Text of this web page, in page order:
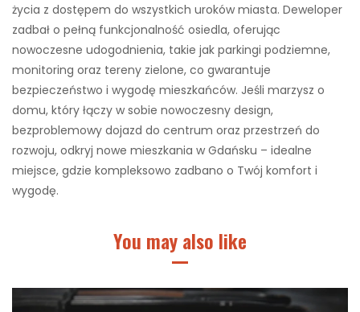
życia z dostępem do wszystkich uroków miasta. Deweloper
zadbał o pełną funkcjonalność osiedla, oferując
nowoczesne udogodnienia, takie jak parkingi podziemne,
monitoring oraz tereny zielone, co gwarantuje
bezpieczeństwo i wygodę mieszkańców. Jeśli marzysz o
domu, który łączy w sobie nowoczesny design,
bezproblemowy dojazd do centrum oraz przestrzeń do
rozwoju, odkryj nowe mieszkania w Gdańsku – idealne
miejsce, gdzie kompleksowo zadbano o Twój komfort i
wygodę.
You may also like